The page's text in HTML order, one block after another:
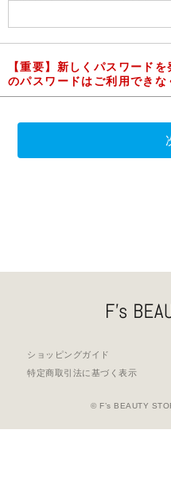
【重要】新しくパスワード
のパスワードはご利用できな
ショッピングガイド
特定商取引法に基づく表示
© F’s BEAUTY